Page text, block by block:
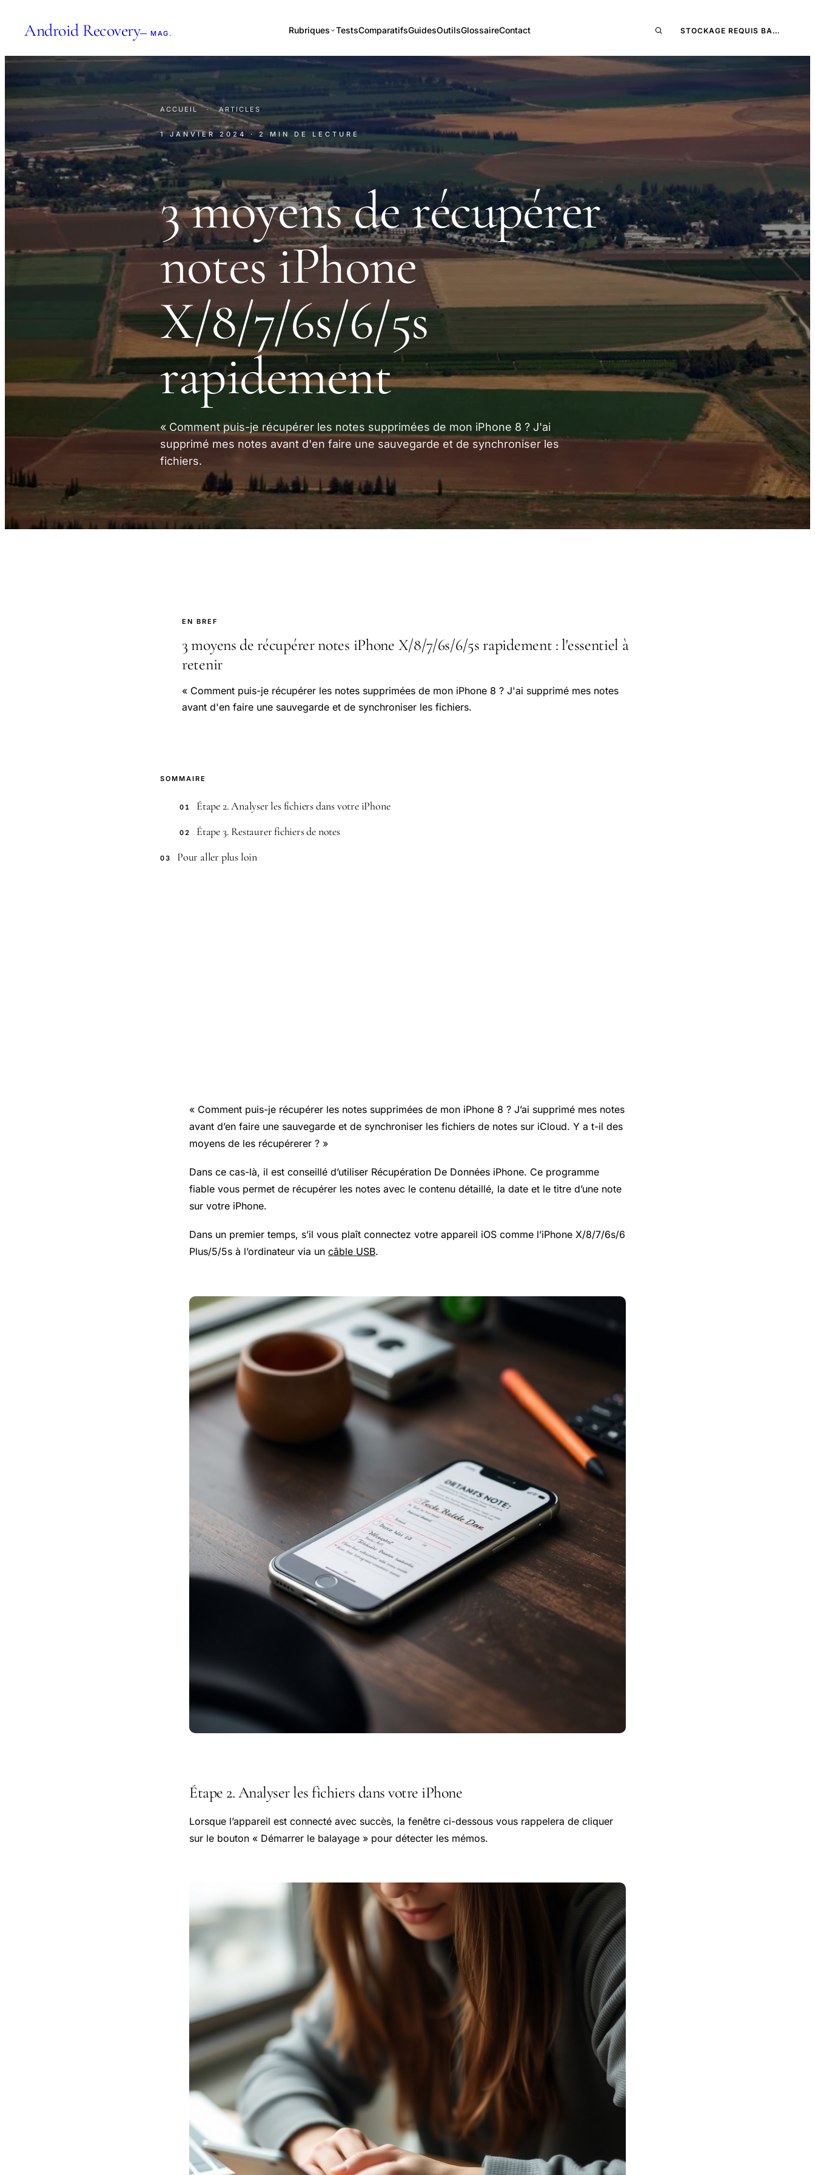
Android Recovery— MAG. Rubriques TestsComparatifsGuidesOutilsGlossaireContact STOCKAGE REQUIS BA…
ACCUEIL · ARTICLES
1 JANVIER 2024 · 2 MIN DE LECTURE
3 moyens de récupérer
notes iPhone
X/8/7/6s/6/5s
rapidement
« Comment puis-je récupérer les notes supprimées de mon iPhone 8 ? J'ai
supprimé mes notes avant d'en faire une sauvegarde et de synchroniser les
fichiers.
EN BREF
3 moyens de récupérer notes iPhone X/8/7/6s/6/5s rapidement : l'essentiel à
retenir
« Comment puis-je récupérer les notes supprimées de mon iPhone 8 ? J'ai supprimé mes notes
avant d'en faire une sauvegarde et de synchroniser les fichiers.
SOMMAIRE
01 Étape 2. Analyser les fichiers dans votre iPhone
02 Étape 3. Restaurer fichiers de notes
03 Pour aller plus loin
« Comment puis-je récupérer les notes supprimées de mon iPhone 8 ? J’ai supprimé mes notes
avant d’en faire une sauvegarde et de synchroniser les fichiers de notes sur iCloud. Y a t-il des
moyens de les récupérerer ? »
Dans ce cas-là, il est conseillé d’utiliser Récupération De Données iPhone. Ce programme
fiable vous permet de récupérer les notes avec le contenu détaillé, la date et le titre d’une note
sur votre iPhone.
Dans un premier temps, s’il vous plaît connectez votre appareil iOS comme l’iPhone X/8/7/6s/6
Plus/5/5s à l’ordinateur via un câble USB.
Étape 2. Analyser les fichiers dans votre iPhone
Lorsque l’appareil est connecté avec succès, la fenêtre ci-dessous vous rappelera de cliquer
sur le bouton « Démarrer le balayage » pour détecter les mémos.